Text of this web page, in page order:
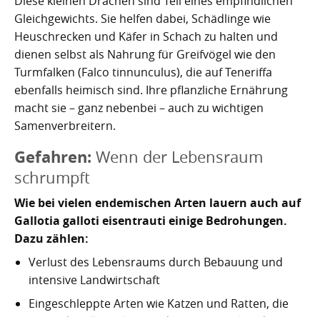
Gleichgewichts. Sie helfen dabei, Schädlinge wie
Heuschrecken und Käfer in Schach zu halten und
dienen selbst als Nahrung für Greifvögel wie den
Turmfalken (Falco tinnunculus), die auf Teneriffa
ebenfalls heimisch sind. Ihre pflanzliche Ernährung
macht sie – ganz nebenbei – auch zu wichtigen
Samenverbreitern.
Gefahren: Wenn der Lebensraum
schrumpft
Wie bei vielen endemischen Arten lauern auch auf
Gallotia galloti eisentrauti einige Bedrohungen.
Dazu zählen:
Verlust des Lebensraums durch Bebauung und
intensive Landwirtschaft
Eingeschleppte Arten wie Katzen und Ratten, die